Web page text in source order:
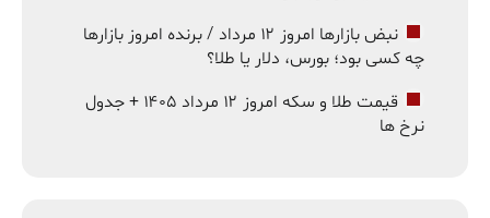
نبض بازارها امروز ۱۲ مرداد / برنده امروز بازارها
چه کسی بود؛ بورس، دلار یا طلا؟
قیمت طلا و سکه امروز ۱۲ مرداد ۱۴۰۵ + جدول
نرخ ها